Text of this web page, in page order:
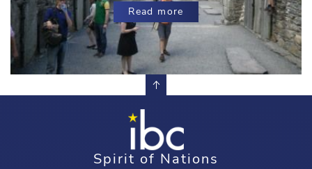
Read more
Spirit of Nations